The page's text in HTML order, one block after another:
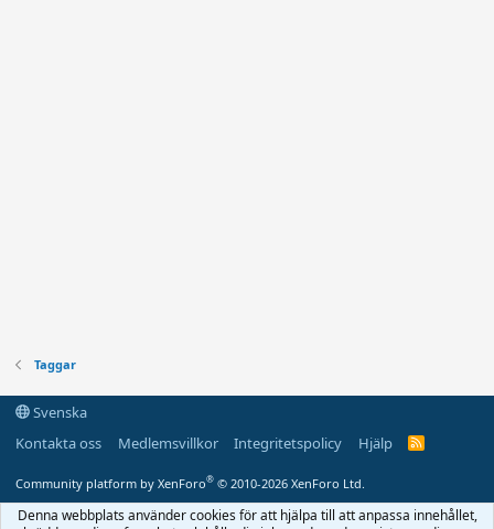
Taggar
Svenska
Kontakta oss
Medlemsvillkor Integritetspolicy Hjälp
R
Community platform by XenForo® © 2010-2026 XenForo Ltd.
Denna webbplats använder cookies för att hjälpa till att anpassa innehållet,